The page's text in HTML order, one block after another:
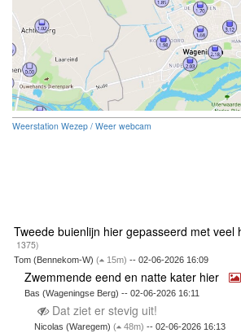
Weerstation Wezep / Weer webcam
Tweede buienlijn hier gepasseerd met veel
1375)
Tom (Bennekom-W) ( 15m) -- 02-06-2026 16:09
Zwemmende eend en natte kater hier
Bas (Wageningse Berg) -- 02-06-2026 16:11
Dat ziet er stevig uit!
Nicolas (Waregem)( 48m) -- 02-06-2026 16:13